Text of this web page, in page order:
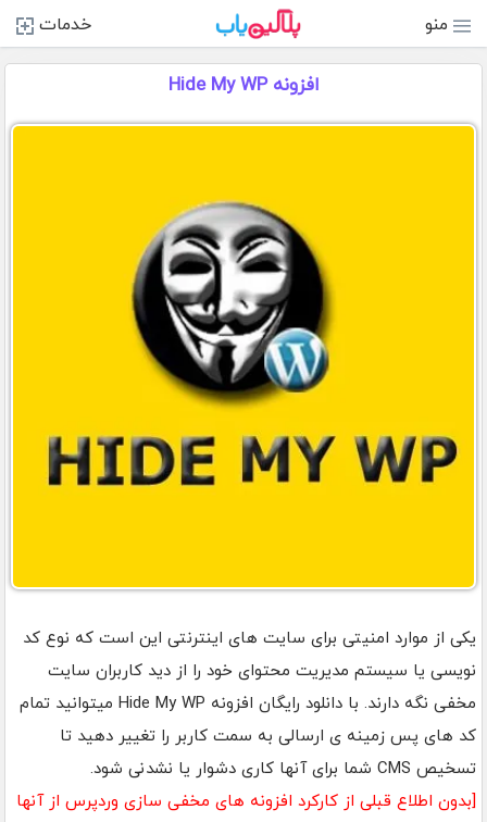
منو خدمات
افزونه Hide My WP
یکی از موارد امنیتی برای سایت های اینترنتی این است که نوع کد
نویسی یا سیستم مدیریت محتوای خود را از دید کاربران سایت
مخفی نگه دارند. با دانلود رایگان افزونه Hide My WP میتوانید تمام
کد های پس زمینه ی ارسالی به سمت کاربر را تغییر دهید تا
تسخیص CMS شما برای آنها کاری دشوار یا نشدنی شود.
[بدون اطلاع قبلی از کارکرد افزونه های مخفی سازی وردپرس از آنها